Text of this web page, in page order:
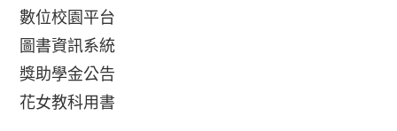
數位校園平台
圖書資訊系統
獎助學金公告
花女教科用書